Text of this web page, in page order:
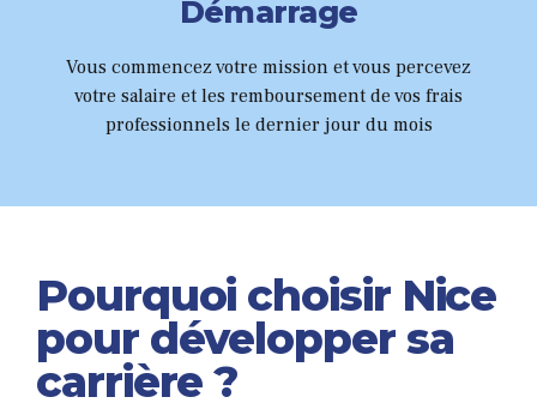
0
6
7
8
9
0
Démarrage
Vous commencez votre mission et vous percevez
votre salaire et les remboursement de vos frais
professionnels le dernier jour du mois
Pourquoi choisir Nice
pour développer sa
carrière ?